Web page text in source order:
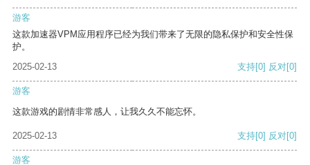
游客
这款加速器VPM应用程序已经为我们带来了无限的隐私保护和安全性保
护。
2025-02-13
支持[0] 反对[0]
游客
这款游戏的剧情非常感人，让我久久不能忘怀。
2025-02-13 支持[0] 反对[0]
游客